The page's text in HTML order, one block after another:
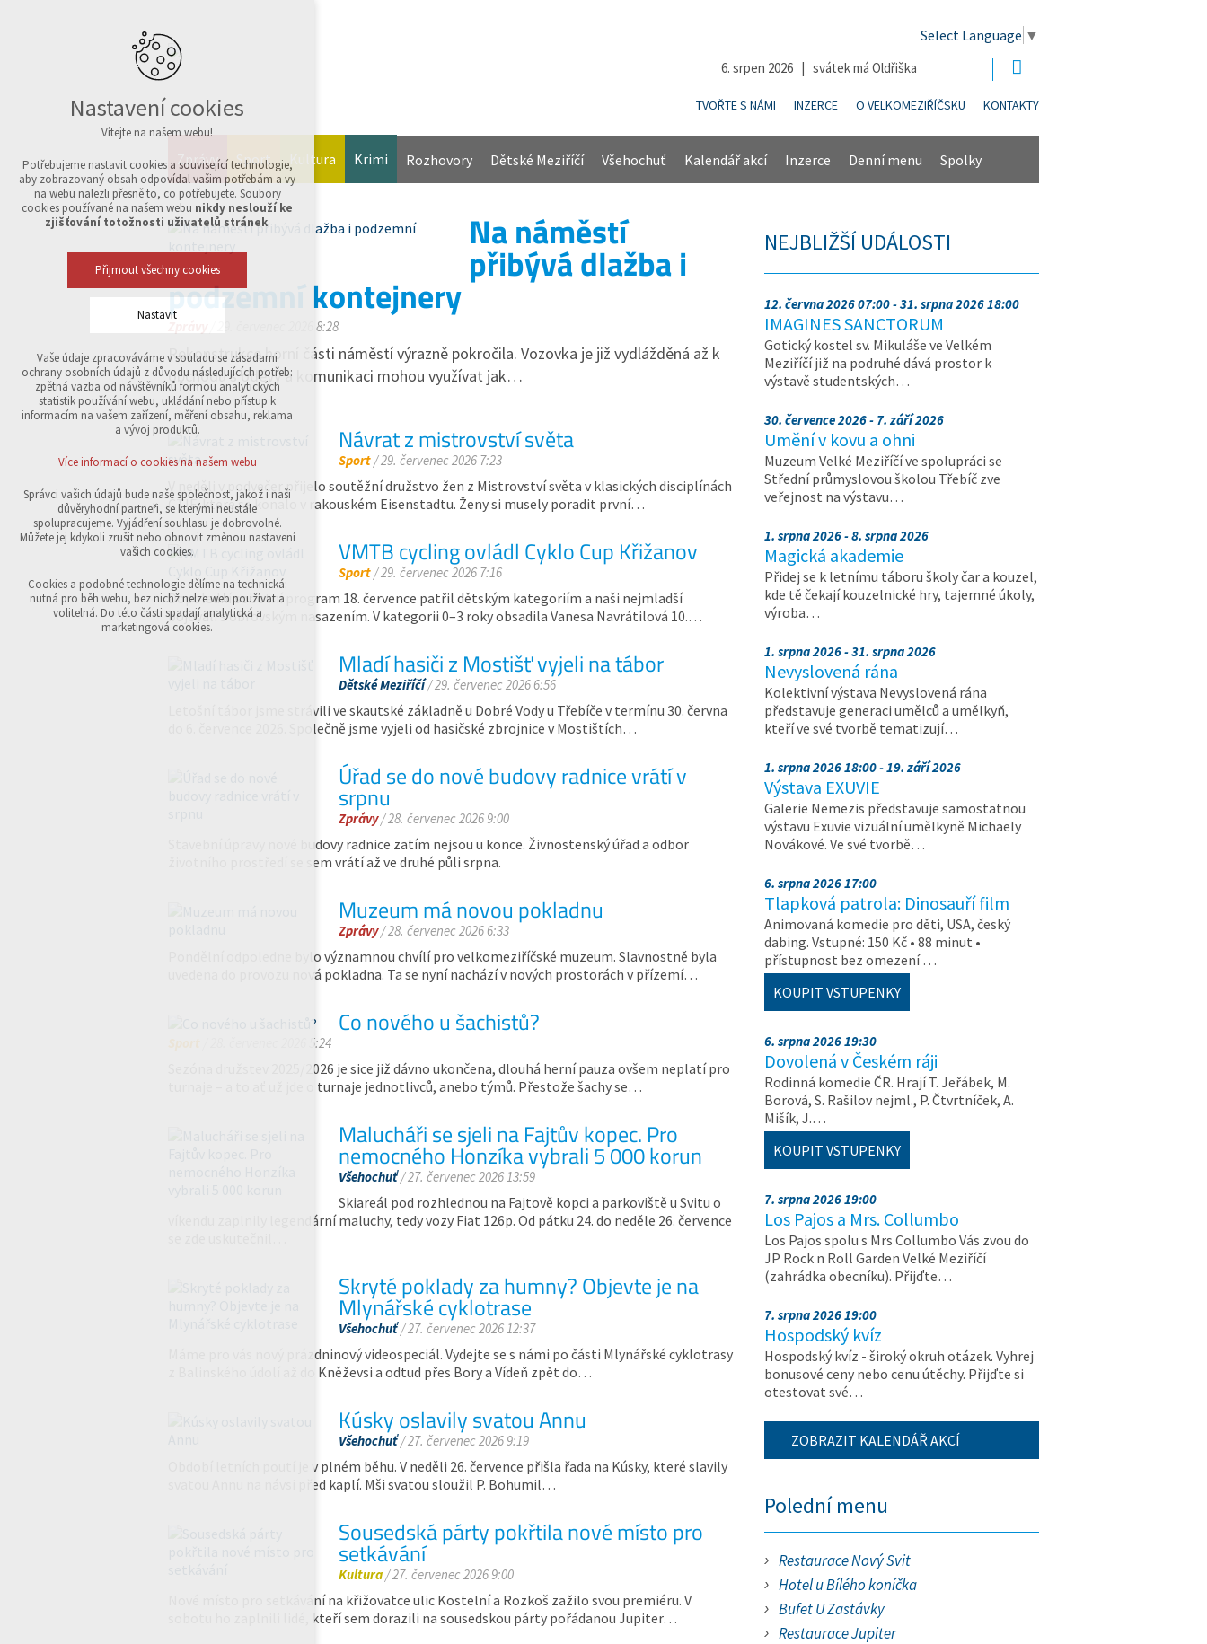
Select Language ▼
6. srpen 2026 | svátek má Oldřiška
TVOŘTE S NÁMI INZERCE O VELKOMEZIŘÍČSKU KONTAKTY
Zprávy Sport Kultura Krimi Rozhovory Dětské Meziříčí Všehochuť Kalendář akcí Inzerce Denní menu Spolky
Na náměstí
přibývá dlažba i
podzemní kontejnery
/ 29. červenec 2026 8:28
Rekonstrukce horní části náměstí výrazně pokročila. Vozovka je již vydlážděná až k
obchodu s oděvy a komunikaci mohou využívat jak…
Návrat z mistrovství světa
Sport/ 29. červenec 2026 7:23
V neděli v podvečer přijelo soutěžní družstvo žen z Mistrovství světa v klasických disciplínách
CTIF, které se konalo v rakouském Eisenstadtu. Ženy si musely poradit první…
VMTB cycling ovládl Cyklo Cup Křižanov
Sport/ 29. červenec 2026 7:16
Dopolední sobotní program 18. července patřil dětským kategoriím a naši nejmladší
bojovali s obrovským nasazením. V kategorii 0–3 roky obsadila Vanesa Navrátilová 10.…
Mladí hasiči z Mostišť vyjeli na tábor
Dětské Meziříčí/ 29. červenec 2026 6:56
Letošní tábor jsme strávili ve skautské základně u Dobré Vody u Třebíče v termínu 30. června
do 6. července 2026. Společně jsme vyjeli od hasičské zbrojnice v Mostištích…
Úřad se do nové budovy radnice vrátí v
srpnu
Zprávy/ 28. červenec 2026 9:00
Stavební úpravy nové budovy radnice zatím nejsou u konce. Živnostenský úřad a odbor
životního prostředí se sem vrátí až ve druhé půli srpna.
Muzeum má novou pokladnu
Zprávy/ 28. červenec 2026 6:33
Pondělní odpoledne bylo významnou chvílí pro velkomeziříčské muzeum. Slavnostně byla
uvedena do provozu nová pokladna. Ta se nyní nachází v nových prostorách v přízemí…
Co nového u šachistů?
/ 28. červenec 2026 5:24
Sezóna družstev 2025/2026 je sice již dávno ukončena, dlouhá herní pauza ovšem neplatí pro
turnaje – a to ať už jde o turnaje jednotlivců, anebo týmů. Přestože šachy se…
Malucháři se sjeli na Fajtův kopec. Pro
nemocného Honzíka vybrali 5 000 korun
Všehochuť/ 27. červenec 2026 13:59
Skiareál pod rozhlednou na Fajtově kopci a parkoviště u Svitu o
víkendu zaplnily legendární maluchy, tedy vozy Fiat 126p. Od pátku 24. do neděle 26. července
Skryté poklady za humny? Objevte je na
Mlynářské cyklotrase
Všehochuť/ 27. červenec 2026 12:37
Máme pro vás nový prázdninový videospeciál. Vydejte se s námi po části Mlynářské cyklotrasy
z Balinského údolí až do Kněževsi a odtud přes Bory a Vídeň zpět do…
Kúsky oslavily svatou Annu
Všehochuť/ 27. červenec 2026 9:19
Období letních poutí je v plném běhu. V neděli 26. července přišla řada na Kúsky, které slavily
svatou Annu na návsi před kaplí. Mši svatou sloužil P. Bohumil…
Sousedská párty pokřtila nové místo pro
setkávání
Kultura/ 27. červenec 2026 9:00
Nové místo pro setkávání na křižovatce ulic Kostelní a Rozkoš zažilo svou premiéru. V
sobotu ho zaplnili lidé, kteří sem dorazili na sousedskou párty pořádanou Jupiter…
NEJBLIŽŠÍ UDÁLOSTI
12. června 2026 07:00 - 31. srpna 2026 18:00
IMAGINES SANCTORUM
Gotický kostel sv. Mikuláše ve Velkém
Meziříčí již na podruhé dává prostor k
výstavě studentských…
30. července 2026 - 7. září 2026
Umění v kovu a ohni
Muzeum Velké Meziříčí ve spolupráci se
Střední průmyslovou školou Třebíč zve
veřejnost na výstavu…
1. srpna 2026 - 8. srpna 2026
Magická akademie
Přidej se k letnímu táboru školy čar a kouzel,
kde tě čekají kouzelnické hry, tajemné úkoly,
výroba…
1. srpna 2026 - 31. srpna 2026
Nevyslovená rána
Kolektivní výstava Nevyslovená rána
představuje generaci umělců a umělkyň,
kteří ve své tvorbě tematizují…
1. srpna 2026 18:00 - 19. září 2026
Výstava EXUVIE
Galerie Nemezis představuje samostatnou
výstavu Exuvie vizuální umělkyně Michaely
Novákové. Ve své tvorbě…
6. srpna 2026 17:00
Tlapková patrola: Dinosauří film
Animovaná komedie pro děti, USA, český
dabing. Vstupné: 150 Kč • 88 minut •
přístupnost bez omezení …
KOUPIT VSTUPENKY
6. srpna 2026 19:30
Dovolená v Českém ráji
Rodinná komedie ČR. Hrají T. Jeřábek, M.
Borová, S. Rašilov nejml., P. Čtvrtníček, A.
Mišík, J.…
KOUPIT VSTUPENKY
7. srpna 2026 19:00
Los Pajos a Mrs. Collumbo
Los Pajos spolu s Mrs Collumbo Vás zvou do
JP Rock n Roll Garden Velké Meziříčí
(zahrádka obecníku). Přijďte…
7. srpna 2026 19:00
Hospodský kvíz
Hospodský kvíz - široký okruh otázek. Vyhrej
bonusové ceny nebo cenu útěchy. Přijďte si
otestovat své…
ZOBRAZIT KALENDÁŘ AKCÍ
Polední menu
Restaurace Nový Svit
Hotel u Bílého koníčka
Bufet U Zastávky
Restaurace Jupiter
Nastavení cookies
Vítejte na našem webu!
Potřebujeme nastavit cookies a související technologie,
aby zobrazovaný obsah odpovídal vašim potřebám a vy
na webu nalezli přesně to, co potřebujete. Soubory
cookies používané na našem webu nikdy neslouží ke
zjišťování totožnosti uživatelů stránek.
Přijmout všechny cookies
Nastavit
Technická cookies
nutná pro provozování webu
udržení kontextu stránek (session): případná
přihlášení, volby jazyka, apod.
analytická pro anonymizované vyhodnocení
návštěvnosti
marketingová cookies (Google,Sklik)
Více informací o cookies na našem webu
Přijmout všechny cookies
Odmítnout vše
Vaše údaje zpracováváme v souladu se zásadami
ochrany osobních údajů z důvodu následujících potřeb:
zpětná vazba od návštěvníků formou analytických
statistik používání webu, ukládání nebo přístup k
informacím na vašem zařízení, měření obsahu, reklama
a vývoj produktů.
Více informací o cookies na našem webu
Správci vašich údajů bude naše společnost, jakož i naši
důvěryhodní partneři, se kterými neustále
spolupracujeme. Vyjádření souhlasu je dobrovolné.
Můžete jej kdykoli zrušit nebo obnovit změnou nastavení
vašich cookies.
Cookies a podobné technologie dělíme na technická:
nutná pro běh webu, bez nichž nelze web používat a
volitelná. Do této části spadají analytická a
marketingová cookies.